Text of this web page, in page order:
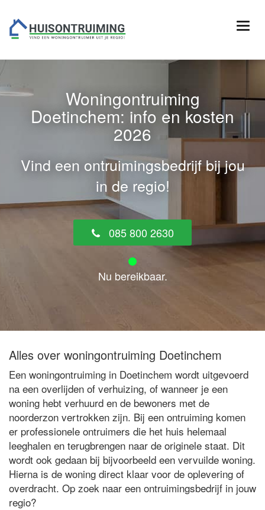
Woningontruiming
Doetinchem: info en kosten
2026
Vind een ontruimingsbedrijf bij jou
in de regio!
085 800 2630
Nu bereikbaar.
Alles over woningontruiming Doetinchem
Een woningontruiming in Doetinchem wordt uitgevoerd
na een overlijden of verhuizing, of wanneer je een
woning hebt verhuurd en de bewoners met de
noorderzon vertrokken zijn. Bij een ontruiming komen
er professionele ontruimers die het huis helemaal
leeghalen en terugbrengen naar de originele staat. Dit
wordt ook gedaan bij bijvoorbeeld een vervuilde woning.
Hierna is de woning direct klaar voor de oplevering of
overdracht. Op zoek naar een ontruimingsbedrijf in jouw
regio?